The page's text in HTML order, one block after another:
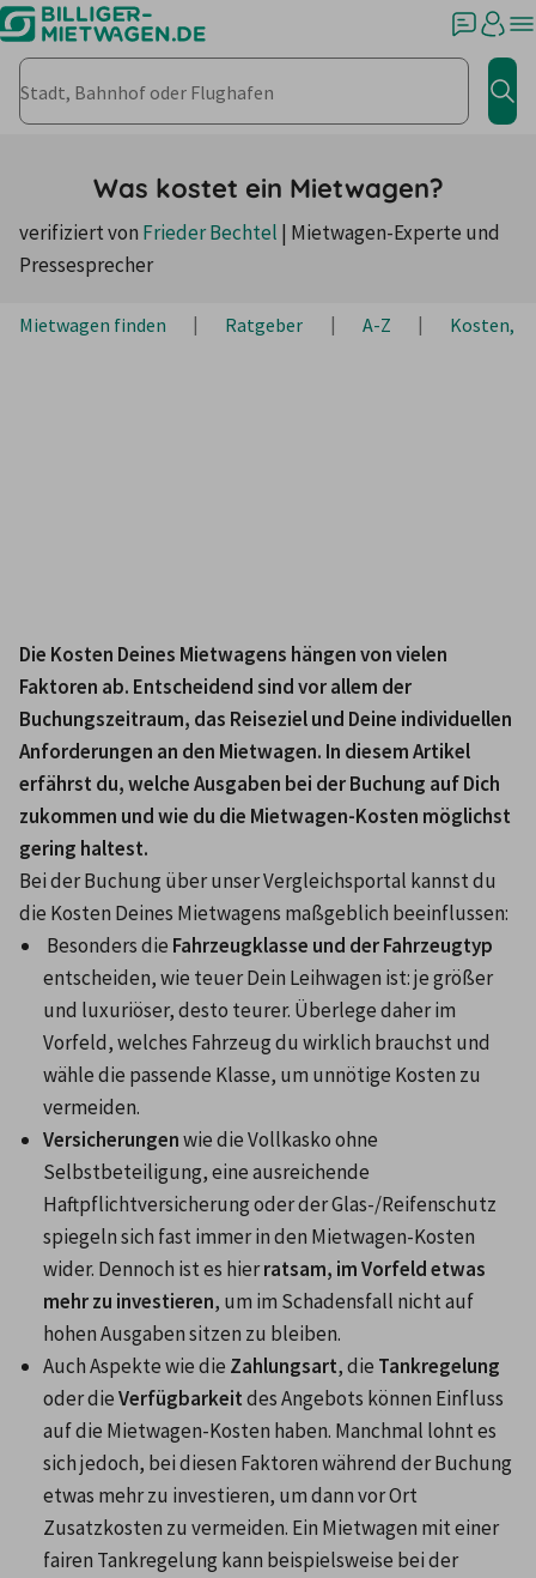
Stadt, Bahnhof oder Flughafen
Was kostet ein Mietwagen?
verifiziert von Frieder Bechtel | Mietwagen-Experte und
Pressesprecher
Mietwagen finden Ratgeber A-Z Kosten,
Die Kosten Deines Mietwagens hängen von vielen
Faktoren ab. Entscheidend sind vor allem der
Buchungszeitraum, das Reiseziel und Deine individuellen
Anforderungen an den Mietwagen. In diesem Artikel
erfährst du, welche Ausgaben bei der Buchung auf Dich
zukommen und wie du die Mietwagen-Kosten möglichst
gering haltest.
Bei der Buchung über unser Vergleichsportal kannst du
die Kosten Deines Mietwagens maßgeblich beeinflussen:
Besonders die Fahrzeugklasse und der Fahrzeugtyp
entscheiden, wie teuer Dein Leihwagen ist: je größer
und luxuriöser, desto teurer. Überlege daher im
Vorfeld, welches Fahrzeug du wirklich brauchst und
wähle die passende Klasse, um unnötige Kosten zu
vermeiden.
Versicherungen wie die Vollkasko ohne
Selbstbeteiligung, eine ausreichende
Haftpflichtversicherung oder der Glas-/Reifenschutz
spiegeln sich fast immer in den Mietwagen-Kosten
wider. Dennoch ist es hier ratsam, im Vorfeld etwas
mehr zu investieren, um im Schadensfall nicht auf
hohen Ausgaben sitzen zu bleiben.
Auch Aspekte wie die Zahlungsart, die Tankregelung
oder die Verfügbarkeit des Angebots können Einfluss
auf die Mietwagen-Kosten haben. Manchmal lohnt es
sich jedoch, bei diesen Faktoren während der Buchung
etwas mehr zu investieren, um dann vor Ort
Zusatzkosten zu vermeiden. Ein Mietwagen mit einer
fairen Tankregelung kann beispielsweise bei der